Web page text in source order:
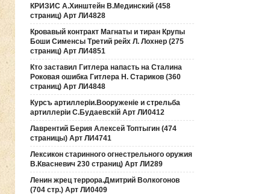
КРИЗИС А.Хинштейн В.Мединский (458
страниц) Арт ЛИ4828
Кровавый контракт Магнаты и тиран Крупы
Боши Сименсы Третий рейх Л. Лохнер (275
страниц) Арт ЛИ4851
Кто заставил Гитлера напасть на Сталина
Роковая ошибка Гитлера Н. Стариков (360
страниц) Арт ЛИ4848
Курсъ артиллерiи.Вооруженiе и стрельба
артиллерiи С.Будаевскiй Арт ЛИ0412
Лаврентий Берия Алексей Топтыгин (474
страницы) Арт ЛИ4741
Лексикон старинного огнестрельного оружия
В.Квасневич 230 страниц) Арт ЛИ289
Ленин жрец террора.Дмитрий Волкогонов
(704 стр.) Арт ЛИ0409